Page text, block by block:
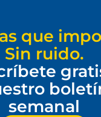
que
Sin ruido.
semanal